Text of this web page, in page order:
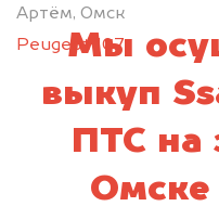
Артём, Омск
Peugeot 107
Мы
выкуп
ПТС на
Омске